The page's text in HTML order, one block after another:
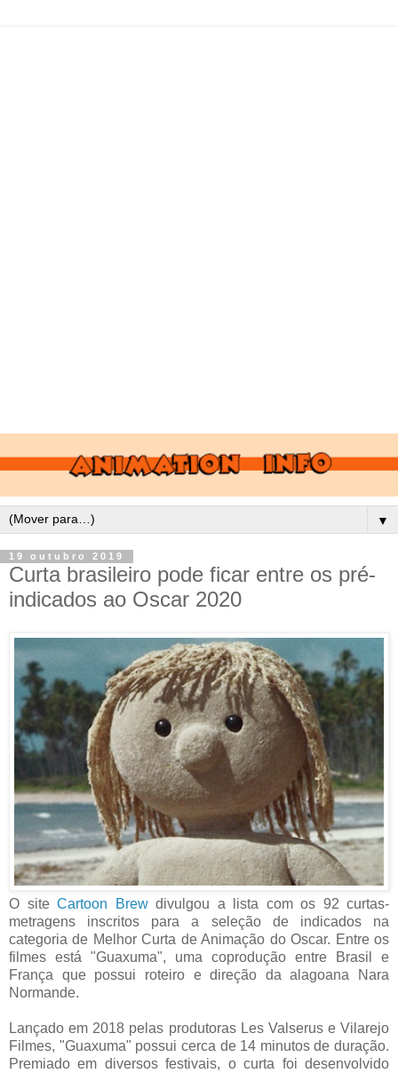
▼
19 outubro 2019
Curta brasileiro pode ficar entre os pré-
indicados ao Oscar 2020
O site Cartoon Brewdivulgou a lista com os 92 curtas-
metragens inscritos para a seleção de indicados na
categoria de Melhor Curta de Animação do Oscar. Entre os
filmes está "Guaxuma", uma coprodução entre Brasil e
França que possui roteiro e direção da alagoana Nara
Normande.
Lançado em 2018 pelas produtoras Les Valserus e Vilarejo
Filmes, "Guaxuma" possui cerca de 14 minutos de duração.
Premiado em diversos festivais, o curta foi desenvolvido